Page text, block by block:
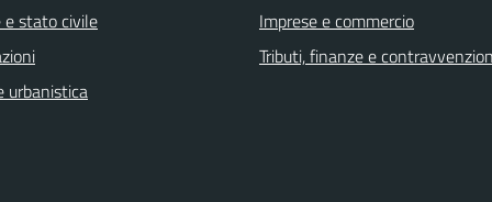
e stato civile
urbanistica
Imprese e commercio
Tributi, finanze e